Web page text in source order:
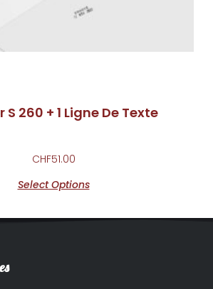
260 + 1 Ligne De Texte
CHF51.00
Select Options